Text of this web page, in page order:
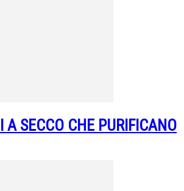
A SECCO CHE PURIFICANO